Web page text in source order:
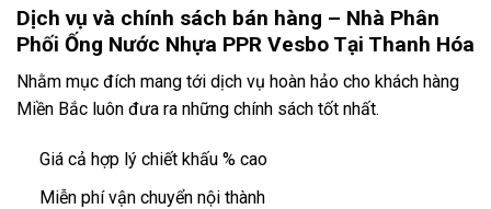
Dịch vụ và chính sách bán hàng – Nhà Phân
Phối Ống Nước Nhựa PPR Vesbo Tại Thanh Hóa
Nhằm mục đích mang tới dịch vụ hoàn hảo cho khách hàng
Miền Bắc luôn đưa ra những chính sách tốt nhất.
Giá cả hợp lý chiết khấu % cao
Miễn phí vận chuyển nội thành